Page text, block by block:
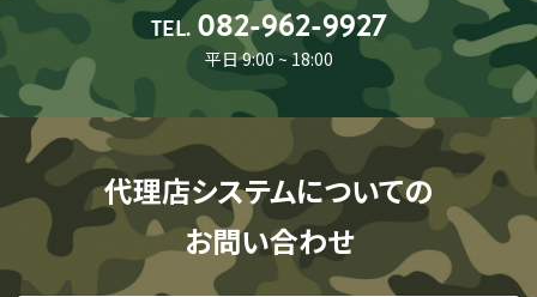
TEL. 082-962-9927
平日 9:00 ~ 18:00
代理店システムについての
お問い合わせ